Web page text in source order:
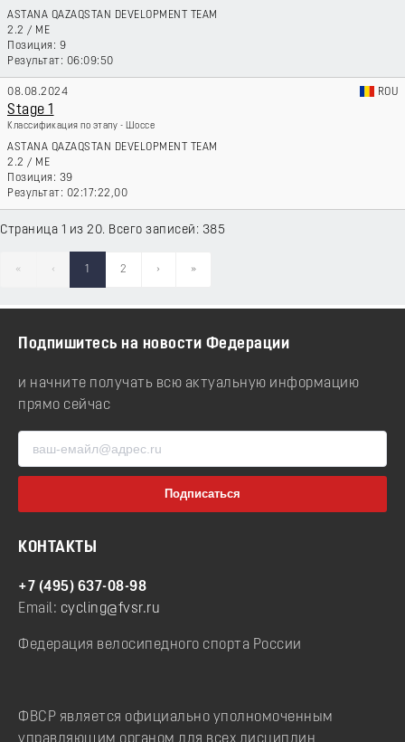
ASTANA QAZAQSTAN DEVELOPMENT TEAM
2.2 / ME
9
06:09:50
08.08.2024 ROU
Stage 1
Классификация по этапу - Шоссе
ASTANA QAZAQSTAN DEVELOPMENT TEAM
2.2 / ME
39
02:17:22,00
Страница 1 из 20. Всего записей: 385
« ‹ 1 2 › »
Подпишитесь на новости Федерации
и начните получать всю актуальную информацию
прямо сейчас
КОНТАКТЫ
+7 (495) 637-08-98
Email: cycling@fvsr.ru
Федерация велосипедного спорта России
ФВСР является официально уполномоченным